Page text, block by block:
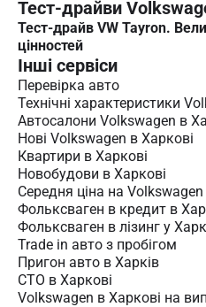
Тест-драйви
Тест-драйв VW Tayron.
цінностей
Інші сервіси
Перевірка авто
Технічні характеристики
Автосалони Volkswagen в
Нові Volkswagen в Харкові
Квартири в Харкові
Новобудови в Харкові
Середня ціна на Volkswagen
Фольксваген в кредит в
Фольксваген в лізинг у
Trade in авто з пробігом
Пригон авто в Харків
СТО в Харкові
Volkswagen в Харкові на